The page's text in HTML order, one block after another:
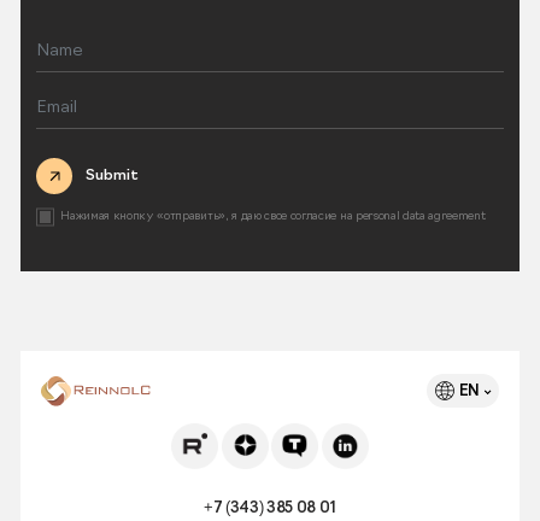
Submit
Нажимая кнопку «отправить», я даю свое согласие на personal data agreement
EN
+7 (343) 385 08 01